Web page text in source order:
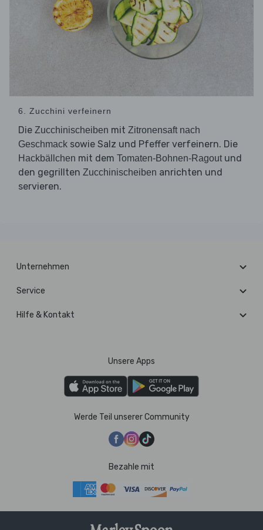
6. Zucchini verfeinern
Die Zucchinischeiben mit Zitronensaft nach
Geschmack sowie Salz und Pfeffer verfeinern. Die
Hackbällchen mit dem Tomaten-Bohnen-Ragoutund
den gegrillten Zucchinischeiben anrichten und
servieren.
Unternehmen
Service
Hilfe & Kontakt
Unsere Apps
Werde Teil unserer Community
Bezahle mit